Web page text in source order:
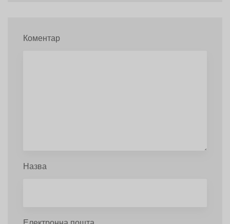
Коментар
Назва